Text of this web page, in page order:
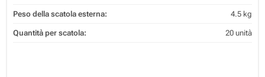
Peso della scatola esterna: 4.5 kg
Quantità per scatola: 20 unità